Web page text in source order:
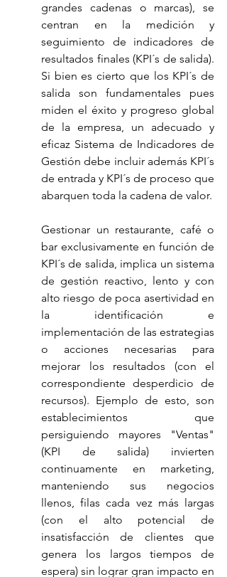
grandes cadenas o marcas), se
centran en la medición y
seguimiento de indicadores de
resultados finales (KPI´s de salida).
Si bien es cierto que los KPI´s de
salida son fundamentales pues
miden el éxito y progreso global
de la empresa, un adecuado y
eficaz Sistema de Indicadores de
Gestión debe incluir además KPI´s
de entrada y KPI´s de proceso que
abarquen toda la cadena de valor.
Gestionar un restaurante, café o
bar exclusivamente en función de
KPI´s de salida, implica un sistema
de gestión reactivo, lento y con
alto riesgo de poca asertividad en
la identificación e
implementación de las estrategias
o acciones necesarias para
mejorar los resultados (con el
correspondiente desperdicio de
recursos). Ejemplo de esto, son
establecimientos que
persiguiendo mayores "Ventas"
(KPI de salida) invierten
continuamente en marketing,
manteniendo sus negocios
llenos, filas cada vez más largas
(con el alto potencial de
insatisfacción de clientes que
genera los largos tiempos de
espera) sin lograr gran impacto en